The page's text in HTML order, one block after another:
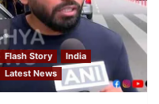
Flash Story
India
Latest News